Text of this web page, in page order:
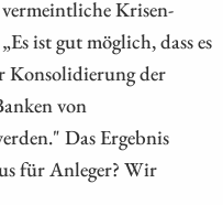
vermeintliche Krisen-
ist gut möglich, dass es
Konsolidierung der
von
Das Ergebnis
für Anleger? Wir